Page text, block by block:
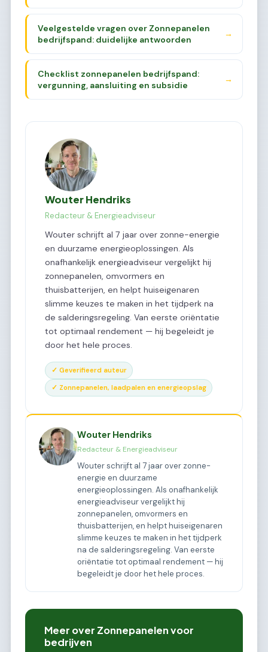
Veelgestelde vragen over Zonnepanelen
bedrijfspand: duidelijke antwoorden
→
Checklist zonnepanelen bedrijfspand:
vergunning, aansluiting en subsidie
→
Wouter Hendriks
Redacteur & Energieadviseur
Wouter schrijft al 7 jaar over zonne-energie
en duurzame energieoplossingen. Als
onafhankelijk energieadviseur vergelijkt hij
zonnepanelen, omvormers en
thuisbatterijen, en helpt huiseigenaren
slimme keuzes te maken in het tijdperk na
de salderingsregeling. Van eerste oriëntatie
tot optimaal rendement — hij begeleidt je
door het hele proces.
✓ Geverifieerd auteur
✓ Zonnepanelen, laadpalen en energieopslag
Wouter Hendriks
Redacteur & Energieadviseur
Wouter schrijft al 7 jaar over zonne-
energie en duurzame
energieoplossingen. Als onafhankelijk
energieadviseur vergelijkt hij
zonnepanelen, omvormers en
thuisbatterijen, en helpt huiseigenaren
slimme keuzes te maken in het tijdperk
na de salderingsregeling. Van eerste
oriëntatie tot optimaal rendement — hij
begeleidt je door het hele proces.
Meer over Zonnepanelen voor
bedrijven